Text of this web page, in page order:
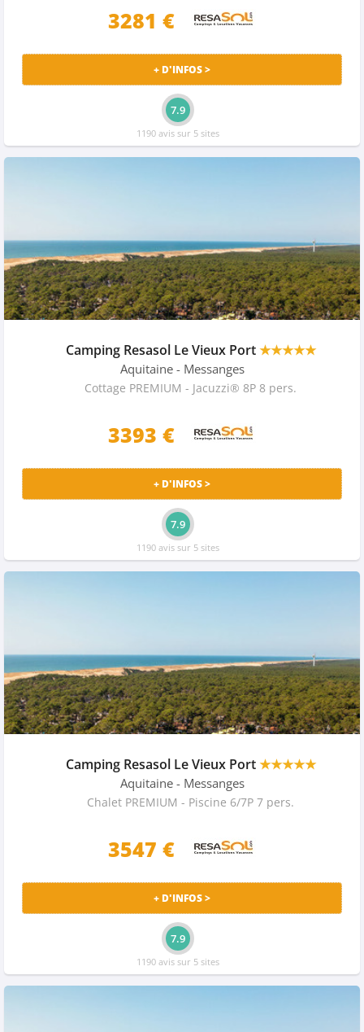
3281 €
+ D'INFOS >
7.9
1190 avis sur 5 sites
Camping Resasol Le Vieux Port★★★★★
Aquitaine - Messanges
Cottage PREMIUM - Jacuzzi® 8P 8 pers.
3393 €
+ D'INFOS >
7.9
1190 avis sur 5 sites
Camping Resasol Le Vieux Port★★★★★
Aquitaine - Messanges
Chalet PREMIUM - Piscine 6/7P 7 pers.
3547 €
+ D'INFOS >
7.9
1190 avis sur 5 sites